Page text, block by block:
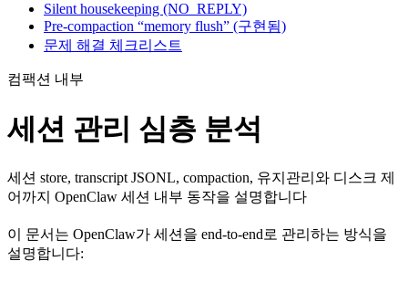
Silent housekeeping (NO_REPLY)
Pre-compaction “memory flush” (구현됨)
문제 해결 체크리스트
컴팩션 내부
세션 관리 심층 분석
세션 store, transcript JSONL, compaction, 유지관리와 디스크 제
어까지 OpenClaw 세션 내부 동작을 설명합니다
이 문서는 OpenClaw가 세션을 end-to-end로 관리하는 방식을
설명합니다: